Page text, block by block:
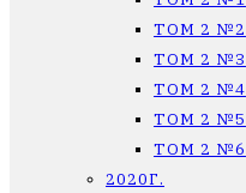
ТОМ 2 №2
ТОМ 2 №3
ТОМ 2 №4
ТОМ 2 №5
ТОМ 2 №6
2020Г.